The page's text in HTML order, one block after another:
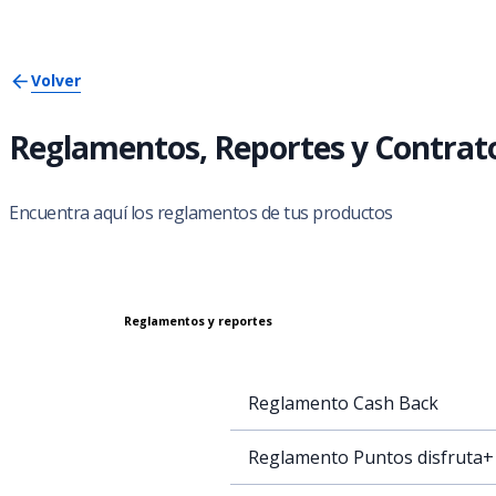
Volver
Reglamentos, Reportes y
Encuentra aquí los reglamentos de tus productos
Reglamentos y reportes
Reglamento Cash Back
Reglamento Puntos disfruta+